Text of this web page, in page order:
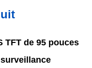
TFT de 95 pouces